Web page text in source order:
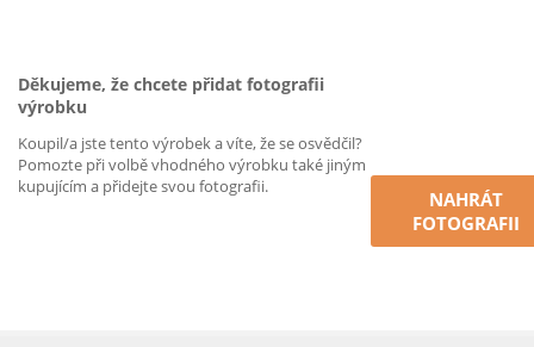
Děkujeme, že chcete přidat fotografii
výrobku
Koupil/a jste tento výrobek a víte, že se osvědčil?
Pomozte při volbě vhodného výrobku také jiným
kupujícím a přidejte svou fotografii.
NAHRÁT
FOTOGRAFII